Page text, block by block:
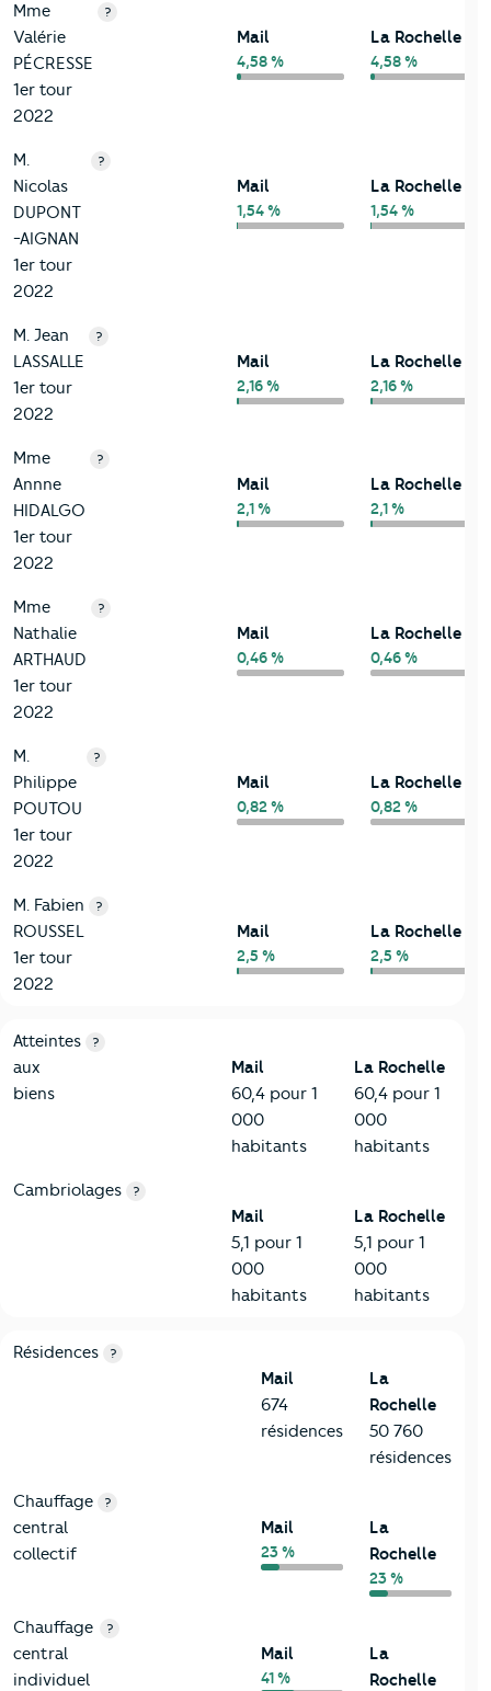
Mme
Valérie
PÉCRESSE
1er tour
2022
?
Mail
4,58 %
La Rochelle
4,58 %
M.
Nicolas
DUPONT
-AIGNAN
1er tour
2022
?
Mail
1,54 %
La Rochelle
1,54 %
M. Jean
LASSALLE
1er tour
2022
?
Mail
2,16 %
La Rochelle
2,16 %
Mme
Annne
HIDALGO
1er tour
2022
?
Mail
2,1 %
La Rochelle
2,1 %
Mme
Nathalie
ARTHAUD
1er tour
2022
?
Mail
0,46 %
La Rochelle
0,46 %
M.
Philippe
POUTOU
1er tour
2022
?
Mail
0,82 %
La Rochelle
0,82 %
M. Fabien
ROUSSEL
1er tour
2022
?
Mail
2,5 %
La Rochelle
2,5 %
7-Sécurité
Critères
Atteintes
aux
biens
?
Mail
60,4 pour 1
000
habitants
La Rochelle
60,4 pour 1
000
habitants
Cambriolages ?
Mail
5,1 pour 1
000
habitants
La Rochelle
5,1 pour 1
000
habitants
8-Chauffage
Critères Mail
Résidences ?
Mail
674
résidences
La
Rochelle
50 760
résidences
Chauffage
central
collectif
?
Mail
23 %
La
Rochelle
23 %
Chauffage
central
individuel
?
Mail
41 %
La
Rochelle